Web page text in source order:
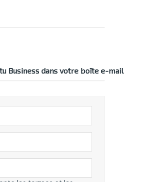
Business dans votre boîte e-mail